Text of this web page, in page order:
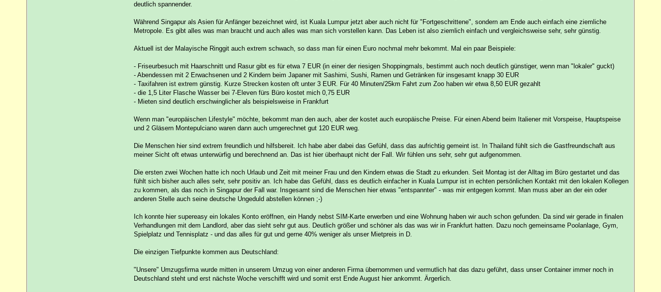
deutlich spannender.
Während Singapur als Asien für Anfänger bezeichnet wird, ist Kuala Lumpur jetzt aber auch nicht für "Fortgeschrittene", sondern am Ende auch einfach eine ziemliche
Metropole. Es gibt alles was man braucht und auch alles was man sich vorstellen kann. Das Leben ist also ziemlich einfach und vergleichsweise sehr, sehr günstig.
Aktuell ist der Malayische Ringgit auch extrem schwach, so dass man für einen Euro nochmal mehr bekommt. Mal ein paar Beispiele:
- Friseurbesuch mit Haarschnitt und Rasur gibt es für etwa 7 EUR (in einer der riesigen Shoppingmals, bestimmt auch noch deutlich günstiger, wenn man "lokaler" guckt)
- Abendessen mit 2 Erwachsenen und 2 Kindern beim Japaner mit Sashimi, Sushi, Ramen und Getränken für insgesamt knapp 30 EUR
- Taxifahren ist extrem günstig. Kurze Strecken kosten oft unter 3 EUR. Für 40 Minuten/25km Fahrt zum Zoo haben wir etwa 8,50 EUR gezahlt
- die 1,5 Liter Flasche Wasser bei 7-Eleven fürs Büro kostet mich 0,75 EUR
- Mieten sind deutlich erschwinglicher als beispielsweise in Frankfurt
Wenn man "europäischen Lifestyle" möchte, bekommt man den auch, aber der kostet auch europäische Preise. Für einen Abend beim Italiener mit Vorspeise, Hauptspeise
und 2 Gläsern Montepulciano waren dann auch umgerechnet gut 120 EUR weg.
Die Menschen hier sind extrem freundlich und hilfsbereit. Ich habe aber dabei das Gefühl, dass das aufrichtig gemeint ist. In Thailand fühlt sich die Gastfreundschaft aus
meiner Sicht oft etwas unterwürfig und berechnend an. Das ist hier überhaupt nicht der Fall. Wir fühlen uns sehr, sehr gut aufgenommen.
Die ersten zwei Wochen hatte ich noch Urlaub und Zeit mit meiner Frau und den Kindern etwas die Stadt zu erkunden. Seit Montag ist der Alltag im Büro gestartet und das
fühlt sich bisher auch alles sehr, sehr positiv an. Ich habe das Gefühl, dass es deutlich einfacher in Kuala Lumpur ist in echten persönlichen Kontakt mit den lokalen Kollegen
zu kommen, als das noch in Singapur der Fall war. Insgesamt sind die Menschen hier etwas "entspannter" - was mir entgegen kommt. Man muss aber an der ein oder
anderen Stelle auch seine deutsche Ungeduld abstellen können ;-)
Ich konnte hier supereasy ein lokales Konto eröffnen, ein Handy nebst SIM-Karte erwerben und eine Wohnung haben wir auch schon gefunden. Da sind wir gerade in finalen
Verhandlungen mit dem Landlord, aber das sieht sehr gut aus. Deutlich größer und schöner als das was wir in Frankfurt hatten. Dazu noch gemeinsame Poolanlage, Gym,
Spielplatz und Tennisplatz - und das alles für gut und gerne 40% weniger als unser Mietpreis in D.
Die einzigen Tiefpunkte kommen aus Deutschland:
"Unsere" Umzugsfirma wurde mitten in unserem Umzug von einer anderen Firma übernommen und vermutlich hat das dazu geführt, dass unser Container immer noch in
Deutschland steht und erst nächste Woche verschifft wird und somit erst Ende August hier ankommt. Ärgerlich.